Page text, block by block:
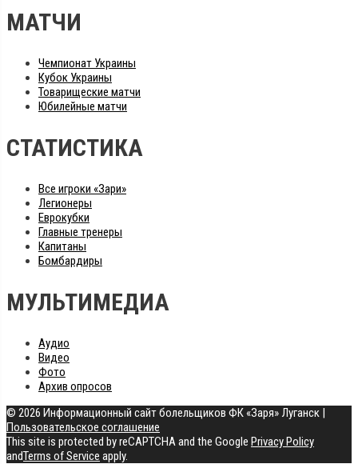
МАТЧИ
Чемпионат Украины
Кубок Украины
Товарищеские матчи
Юбилейные матчи
СТАТИСТИКА
Все игроки «Зари»
Легионеры
Еврокубки
Главные тренеры
Капитаны
Бомбардиры
МУЛЬТИМЕДИА
Аудио
Видео
Фото
Архив опросов
© 2026 Информационный сайт болельщиков ФК «Заря» Луганск |
Пользовательское соглашение
This site is protected by reCAPTCHA and the Google Privacy Policy
andTerms of Service apply.